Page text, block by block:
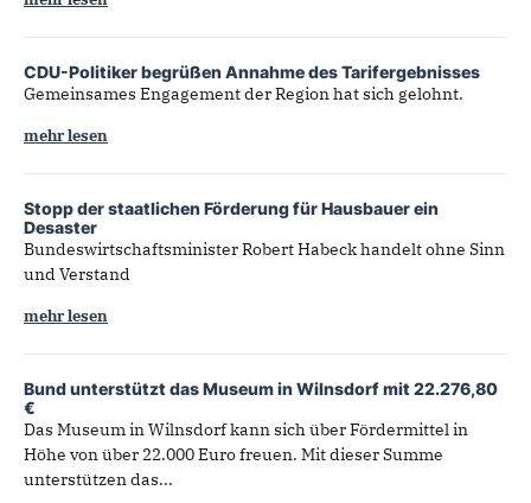
CDU-Politiker begrüßen Annahme des Tarifergebnisses
Gemeinsames Engagement der Region hat sich gelohnt.
mehr lesen
Stopp der staatlichen Förderung für Hausbauer ein
Desaster
Bundeswirtschaftsminister Robert Habeck handelt ohne Sinn
und Verstand
mehr lesen
Bund unterstützt das Museum in Wilnsdorf mit 22.276,80
€
Das Museum in Wilnsdorf kann sich über Fördermittel in
Höhe von über 22.000 Euro freuen. Mit dieser Summe
unterstützen das...